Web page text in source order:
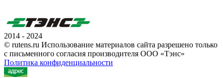
2014 - 2024
© rutens.ru Использование материалов сайта разрешено только
с письменного согласия производителя ООО «Тэнс»
Политика конфиденциальности